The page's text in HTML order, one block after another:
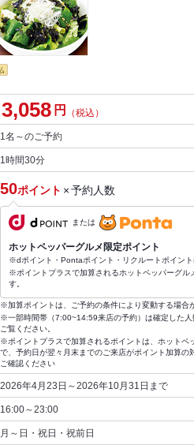
3,058 円 （税込）
1名～のご予約
1時間30分
50ポイント ×予約人数
または
ホットペッパーグルメ限定ポイント
※dポイント・Pontaポイント・リクルートポイン
※ポイントプラスで加算されるホットペッパーグル
す。
※加算ポイントは、ご予約の条件により変動する場合
※一部時間帯（7:00~14:59来店の予約）は確定した
ご覧ください。
※ポイントプラスで加算されるポイントは、ホットペ
で、予約日が翌々月末までのご来店がポイント加算の
ご確認ください
2026年4月23日～2026年10月31日まで
16:00～23:00
月～日・祝日・祝前日